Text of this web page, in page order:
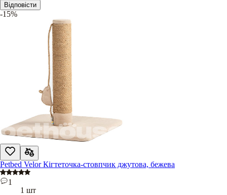
Відповісти
-15%
Petbed Velor Кігтеточка-стовпчик джутова, бежева
1
1 шт